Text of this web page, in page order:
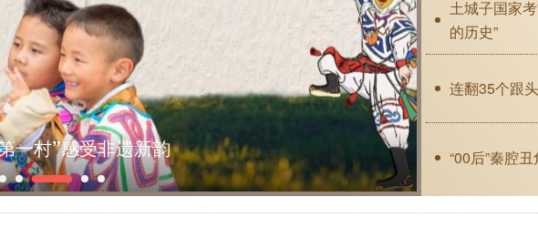
丨探访洛阳古墓博物馆
土城子国家
的历史”
连翻35个跟
“00后”秦腔